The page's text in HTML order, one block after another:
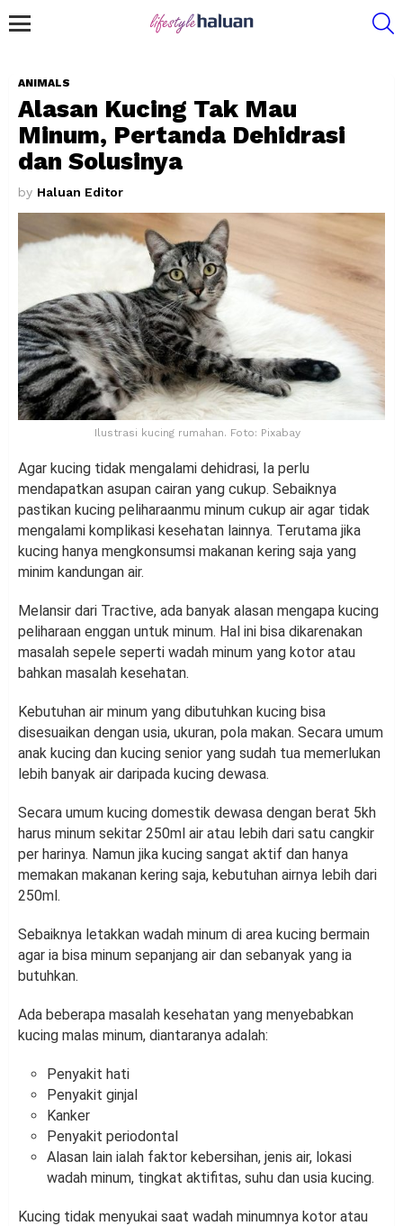
ANIMALS
Alasan Kucing Tak Mau
Minum, Pertanda Dehidrasi
dan Solusinya
by Haluan Editor
Ilustrasi kucing rumahan. Foto: Pixabay
Agar kucing tidak mengalami dehidrasi, Ia perlu
mendapatkan asupan cairan yang cukup. Sebaiknya
pastikan kucing peliharaanmu minum cukup air agar tidak
mengalami komplikasi kesehatan lainnya. Terutama jika
kucing hanya mengkonsumsi makanan kering saja yang
minim kandungan air.
Melansir dari Tractive, ada banyak alasan mengapa kucing
peliharaan enggan untuk minum. Hal ini bisa dikarenakan
masalah sepele seperti wadah minum yang kotor atau
bahkan masalah kesehatan.
Kebutuhan air minum yang dibutuhkan kucing bisa
disesuaikan dengan usia, ukuran, pola makan. Secara umum
anak kucing dan kucing senior yang sudah tua memerlukan
lebih banyak air daripada kucing dewasa.
Secara umum kucing domestik dewasa dengan berat 5kh
harus minum sekitar 250ml air atau lebih dari satu cangkir
per harinya. Namun jika kucing sangat aktif dan hanya
memakan makanan kering saja, kebutuhan airnya lebih dari
250ml.
Sebaiknya letakkan wadah minum di area kucing bermain
agar ia bisa minum sepanjang air dan sebanyak yang ia
butuhkan.
Ada beberapa masalah kesehatan yang menyebabkan
kucing malas minum, diantaranya adalah:
Penyakit hati
Penyakit ginjal
Kanker
Penyakit periodontal
Alasan lain ialah faktor kebersihan, jenis air, lokasi
wadah minum, tingkat aktifitas, suhu dan usia kucing.
Kucing tidak menyukai saat wadah minumnya kotor atau